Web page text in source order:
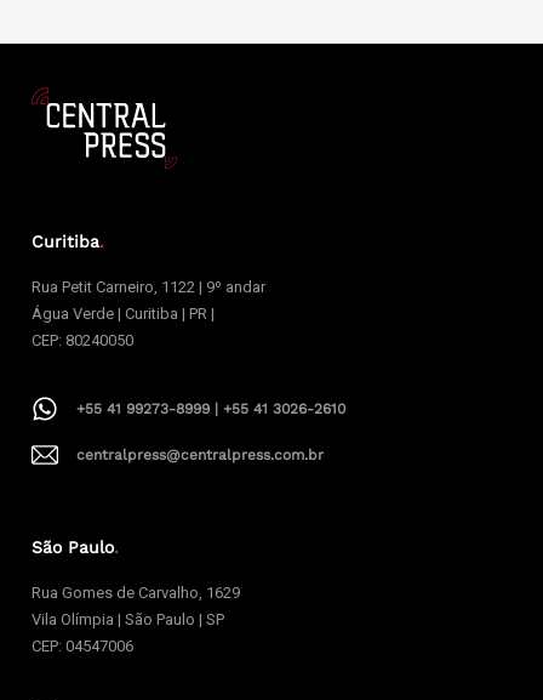
Curitiba.
Rua Petit Carneiro, 1122 | 9º andar
Água Verde | Curitiba | PR |
CEP: 80240050
+55 41 99273-8999 | +55 41 3026-2610
centralpress@centralpress.com.br
São Paulo.
Rua Gomes de Carvalho, 1629
Vila Olímpia | São Paulo | SP
CEP: 04547006